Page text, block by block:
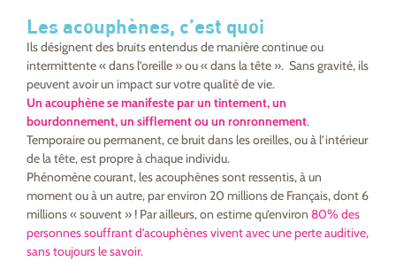
Les acouphènes, c’est quoi
Ils désignent des bruits entendus de manière continue ou
intermittente «dans l’oreille »ou «dans la tête ». Sans gravité, ils
peuvent avoir un impact sur votre qualité de vie.
Un acouphène se manifeste par un tintement, un
bourdonnement, un sifflement ou un ronronnement.
Temporaire ou permanent, ce bruit dans les oreilles, ou à l’intérieur
de la tête, est propre à chaque individu.
Phénomène courant, les acouphènes sont ressentis, à un
moment ou à un autre, par environ 20 millions de Français, dont 6
millions «souvent » ! Par ailleurs, on estime qu’environ 80% des
personnes souffrant d’acouphènes vivent avecune perte auditive,
sans toujours le savoir.